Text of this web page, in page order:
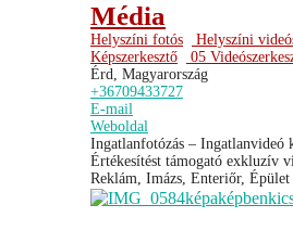
Média
Helyszíni fotós Helyszíni
Képszerkesztő
05
Érd, Magyarország
+36709433727
E-mail
Weboldal
Ingatlanfotózás – Ingatlanvideó
Értékesítést támogató exkluzív
Reklám, Imázs, Enteriőr, Épület